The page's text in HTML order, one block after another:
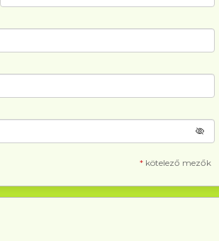
* kötelező mezők